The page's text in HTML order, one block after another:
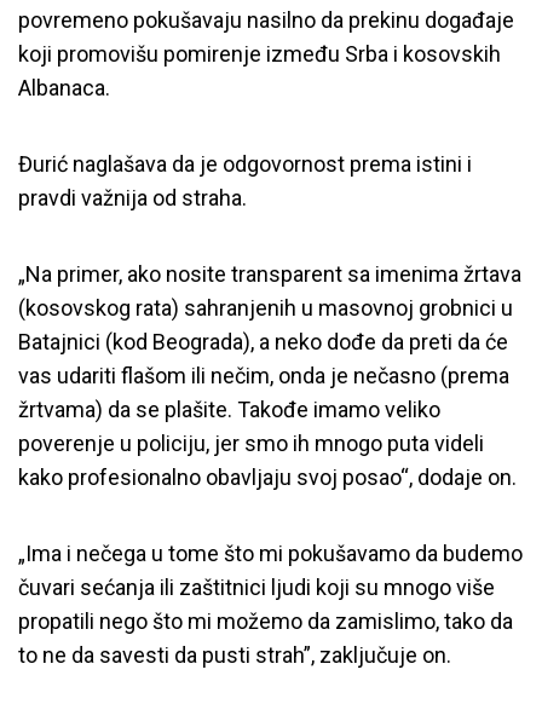
povremeno pokušavaju nasilno da prekinu događaje
koji promovišu pomirenje između Srba i kosovskih
Albanaca.
Đurić naglašava da je odgovornost prema istini i
pravdi važnija od straha.
„Na primer, ako nosite transparent sa imenima žrtava
(kosovskog rata) sahranjenih u masovnoj grobnici u
Batajnici (kod Beograda), a neko dođe da preti da će
vas udariti flašom ili nečim, onda je nečasno (prema
žrtvama) da se plašite. Takođe imamo veliko
poverenje u policiju, jer smo ih mnogo puta videli
kako profesionalno obavljaju svoj posao“, dodaje on.
„Ima i nečega u tome što mi pokušavamo da budemo
čuvari sećanja ili zaštitnici ljudi koji su mnogo više
propatili nego što mi možemo da zamislimo, tako da
to ne da savesti da pusti strah”, zaključuje on.